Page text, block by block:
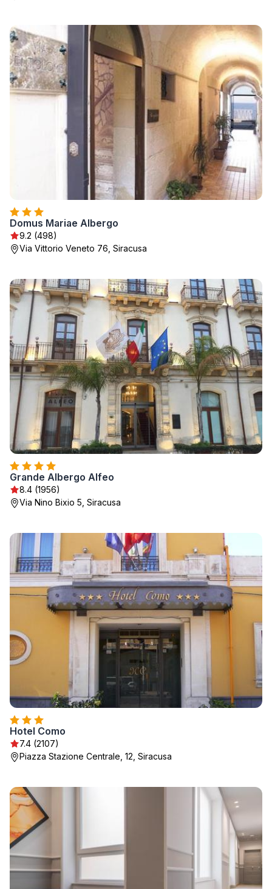
Domus Mariae Albergo
9.2 (498)
Via Vittorio Veneto 76, Siracusa
Grande Albergo Alfeo
8.4 (1956)
Via Nino Bixio 5, Siracusa
Hotel Como
7.4 (2107)
Piazza Stazione Centrale, 12, Siracusa